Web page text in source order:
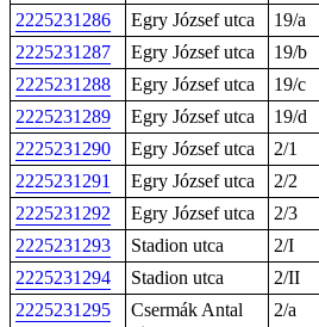
2225231286 Egry József utca 19/a
2225231287
Egry József utca 19/b
2225231288
Egry József utca 19/c
2225231289
Egry József utca 19/d
2225231290
Egry József utca 2/1
2225231291
Egry József utca 2/2
2225231292
Egry József utca 2/3
2225231293
Stadion utca 2/I
2225231294
Stadion utca 2/II
2225231295
Csermák Antal
2/a